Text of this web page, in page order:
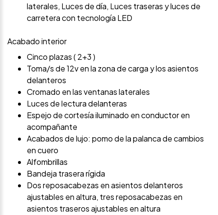
laterales, Luces de día, Luces traseras y luces de
carretera con tecnología LED
Acabado interior
Cinco plazas ( 2+3 )
Toma/s de 12v en la zona de carga y los asientos
delanteros
Cromado en las ventanas laterales
Luces de lectura delanteras
Espejo de cortesía iluminado en conductor en
acompañante
Acabados de lujo: pomo de la palanca de cambios
en cuero
Alfombrillas
Bandeja trasera rígida
Dos reposacabezas en asientos delanteros
ajustables en altura, tres reposacabezas en
asientos traseros ajustables en altura